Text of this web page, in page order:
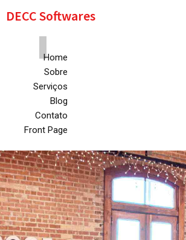
DECC Softwares
Home
Sobre
Serviços
Blog
Contato
Front Page